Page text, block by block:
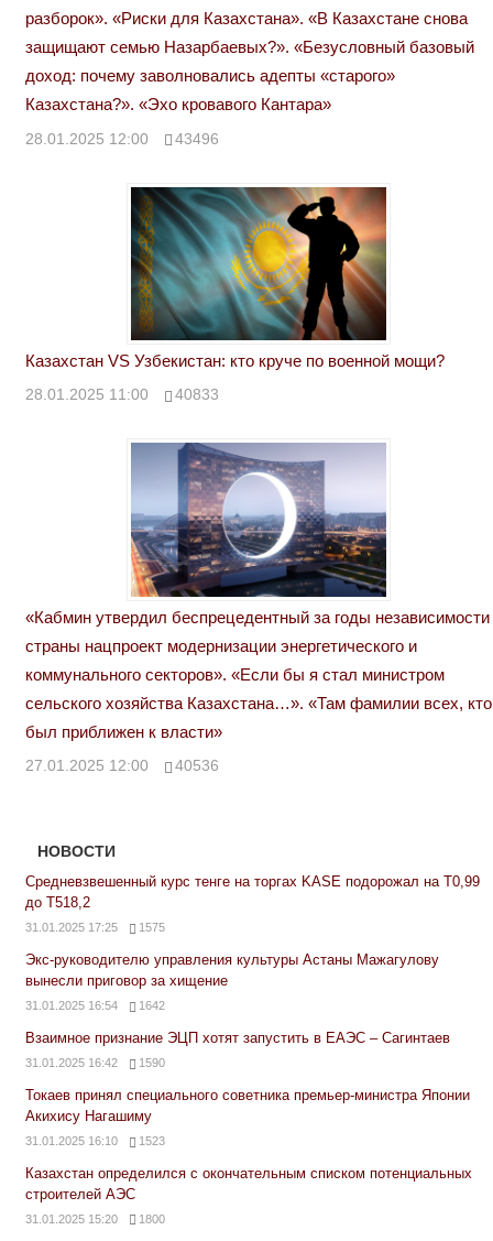
разборок». «Риски для Казахстана». «В Казахстане снова
защищают семью Назарбаевых?». «Безусловный базовый
доход: почему заволновались адепты «старого»
Казахстана?». «Эхо кровавого Кантара»
28.01.2025 12:00 43496
Казахстан VS Узбекистан: кто круче по военной мощи?
28.01.2025 11:00 40833
«Кабмин утвердил беспрецедентный за годы независимости
страны нацпроект модернизации энергетического и
коммунального секторов». «Если бы я стал министром
сельского хозяйства Казахстана…». «Там фамилии всех, кто
был приближен к власти»
27.01.2025 12:00 40536
НОВОСТИ
Средневзвешенный курс тенге на торгах KASE подорожал на Т0,99
до Т518,2
31.01.2025 17:25 1575
Экс-руководителю управления культуры Астаны Мажагулову
вынесли приговор за хищение
31.01.2025 16:54 1642
Взаимное признание ЭЦП хотят запустить в ЕАЭС – Сагинтаев
31.01.2025 16:42 1590
Токаев принял специального советника премьер-министра Японии
Акихису Нагашиму
31.01.2025 16:10 1523
Казахстан определился с окончательным списком потенциальных
строителей АЭС
31.01.2025 15:20 1800